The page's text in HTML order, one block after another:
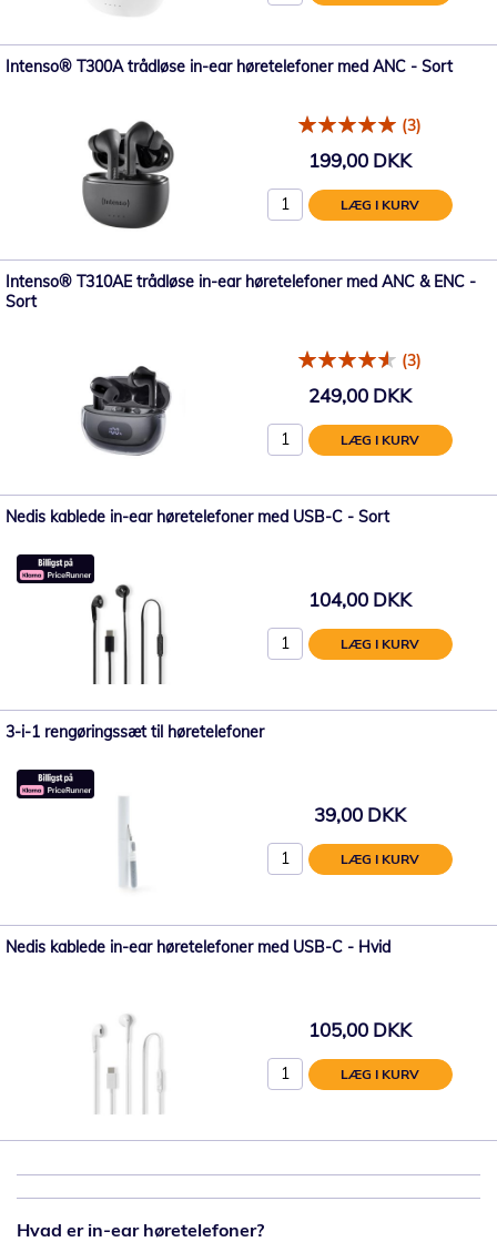
Intenso® T300A trådløse in-ear høretelefoner med ANC - Sort
(3)
199,00 DKK
LÆG I KURV
Intenso® T310AE trådløse in-ear høretelefoner med ANC & ENC -
Sort
(3)
249,00 DKK
LÆG I KURV
Nedis kablede in-ear høretelefoner med USB-C - Sort
104,00 DKK
LÆG I KURV
3-i-1 rengøringssæt til høretelefoner
39,00 DKK
LÆG I KURV
Nedis kablede in-ear høretelefoner med USB-C - Hvid
105,00 DKK
LÆG I KURV
Hvad er in-ear høretelefoner?